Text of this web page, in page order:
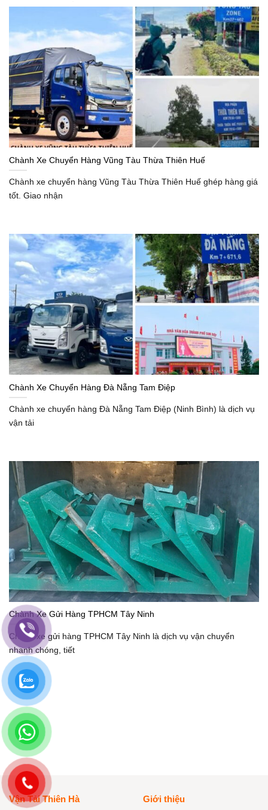
Chành Xe Chuyển Hàng Vũng Tàu Thừa Thiên Huế
Chành xe chuyển hàng Vũng Tàu Thừa Thiên Huế ghép hàng giá
tốt. Giao nhận
Chành Xe Chuyển Hàng Đà Nẵng Tam Điệp
Chành xe chuyển hàng Đà Nẵng Tam Điệp (Ninh Bình) là dịch vụ
vận tải
Chành Xe Gửi Hàng TPHCM Tây Ninh
Chành xe gửi hàng TPHCM Tây Ninh là dịch vụ vận chuyển
nhanh chóng, tiết
Vận Tải Thiên Hà Giới thiệu